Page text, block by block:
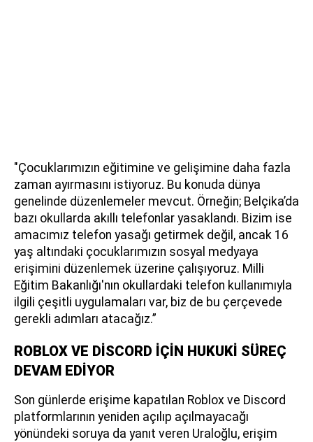
"Çocuklarımızın eğitimine ve gelişimine daha fazla
zaman ayırmasını istiyoruz. Bu konuda dünya
genelinde düzenlemeler mevcut. Örneğin; Belçika’da
bazı okullarda akıllı telefonlar yasaklandı. Bizim ise
amacımız telefon yasağı getirmek değil, ancak 16
yaş altındaki çocuklarımızın sosyal medyaya
erişimini düzenlemek üzerine çalışıyoruz. Milli
Eğitim Bakanlığı'nın okullardaki telefon kullanımıyla
ilgili çeşitli uygulamaları var, biz de bu çerçevede
gerekli adımları atacağız.”
ROBLOX VE DİSCORD İÇİN HUKUKİ SÜREÇ
DEVAM EDİYOR
Son günlerde erişime kapatılan Roblox ve Discord
platformlarının yeniden açılıp açılmayacağı
yönündeki soruya da yanıt veren Uraloğlu, erişim